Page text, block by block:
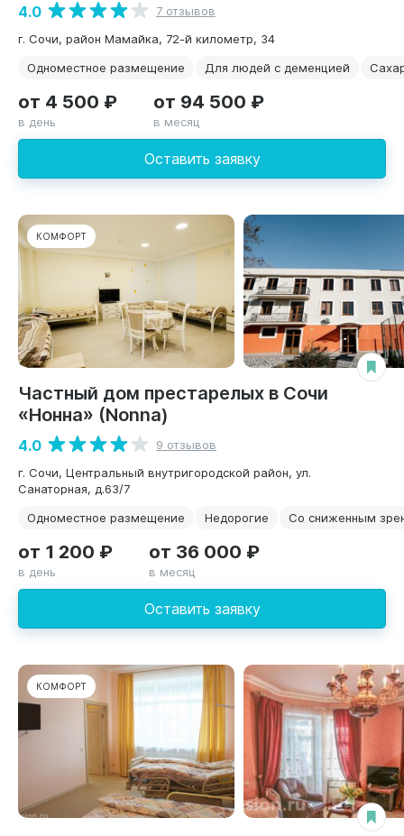
4.0
7 отзывов
г. Сочи, район Мамайка, 72-й километр, 34
Одноместное размещение
Для людей с деменцией
Оставить заявку
от 4 500 ₽
в день
от 94 500 ₽
в месяц
КОМФОРТ
Частный дом престарелых в Сочи
«Нонна» (Nonna)
4.0
9 отзывов
г. Сочи, Центральный внутригородской район, ул.
Санаторная, д.63/7
Одноместное размещение
Недорогие Со сниженным
Оставить заявку
от 1 200 ₽
в день
от 36 000 ₽
в месяц
КОМФОРТ